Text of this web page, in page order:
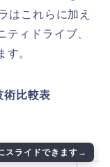
はこれらに加え
ィドライブ、
。
比較表